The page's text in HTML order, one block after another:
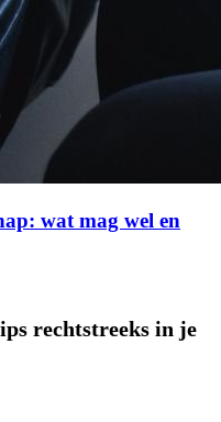
wat mag wel en
rechtstreeks in je